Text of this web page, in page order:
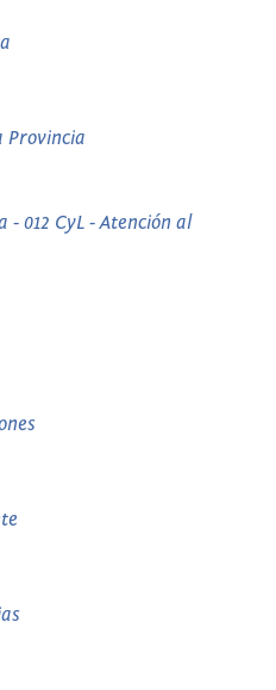
Provincia
012 CyL - Atención al